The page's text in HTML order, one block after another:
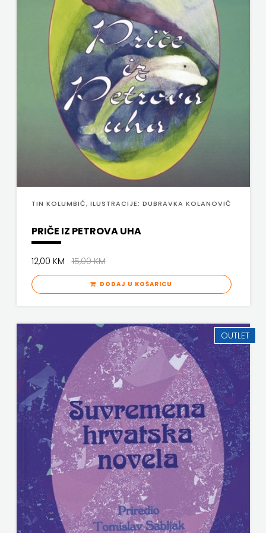
NEPTUN
NAKLADA
OCEANMORE
NAKLADA
SV.ANTUNA
NAKLADA
ULIKS
NARODNA
KNJIŽNICA
HNŽ/K
NAŠA
DJECA
OGNJIŠTA
NOVOTEKS
V.B.Z.
VERBUM
VORTO PALABRA
ZNANJE
TIN KOLUMBIĆ, ILUSTRACIJE: DUBRAVKA KOLANOVIĆ
PRIČE IZ PETROVA UHA
12,00 KM15,00 KM
DODAJ U KOŠARICU
OUTLET